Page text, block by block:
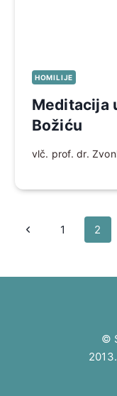
HOMILIJE
Meditacija
Božiću
vlč. prof. dr.
Page
navigation
Prethodna
1 2
©